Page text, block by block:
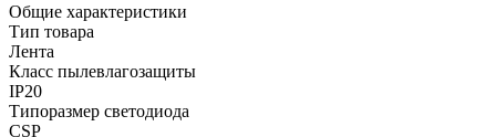
Общие характеристики
Тип товара
Лента
Класс пылевлагозащиты
IP20
Типоразмер светодиода
CSP